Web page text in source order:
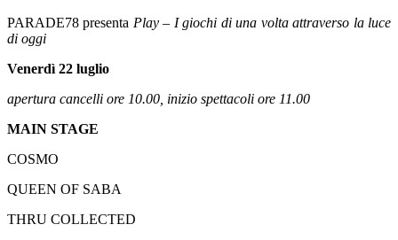
PARADE78 presenta Play – I giochi di una volta attraverso la luce
di oggi
Venerdì 22 luglio
apertura cancelli ore 10.00, inizio spettacoli ore 11.00
MAIN STAGE
COSMO
QUEEN OF SABA
THRU COLLECTED